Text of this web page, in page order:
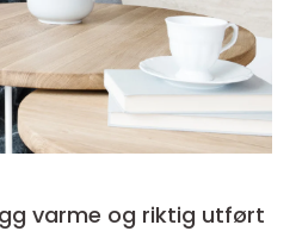
varme og riktig utført